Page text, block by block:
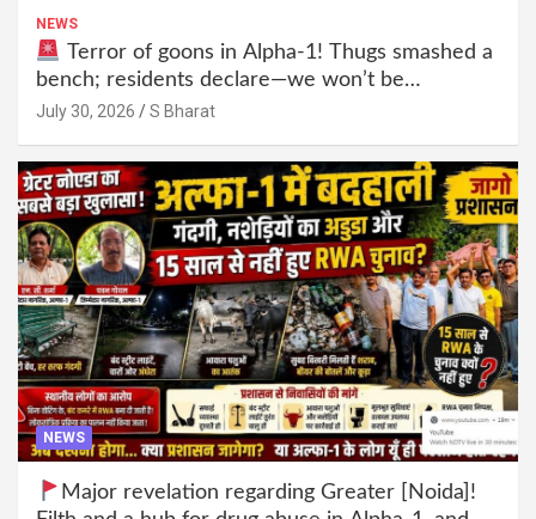
NEWS
Terror of goons in Alpha-1! Thugs smashed a
bench; residents declare—we won’t be
intimidated anymore! Who is the mastermind
July 30, 2026 S Bharat
NEWS
Major revelation regarding Greater [Noida]!